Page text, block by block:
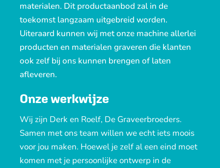
materialen. Dit productaanbod zal in de
toekomst langzaam uitgebreid worden.
Uiteraard kunnen wij met onze machine allerlei
producten en materialen graveren die klanten
ook zelf bij ons kunnen brengen of laten
afleveren.
Onze werkwijze
Wij zijn Derk en Roelf, De Graveerbroeders.
Samen met ons team willen we echt iets moois
voor jou maken. Hoewel je zelf al een eind moet
komen met je persoonlijke ontwerp in de